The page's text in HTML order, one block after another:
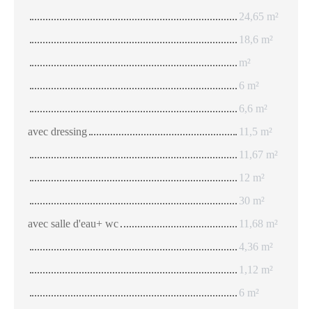
24,65 m²
18,6 m²
m²
6 m²
6,6 m²
avec dressing
11,5 m²
11,67 m²
12 m²
30 m²
avec salle d'eau+ wc
11,68 m²
4,36 m²
1,12 m²
6 m²